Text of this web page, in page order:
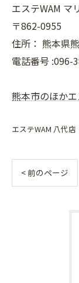
エステWAM マ
〒862-0955
住所： 熊本県
電話番号 :096-
熊本市のほか
エステWAM 八代店
< 前のページ